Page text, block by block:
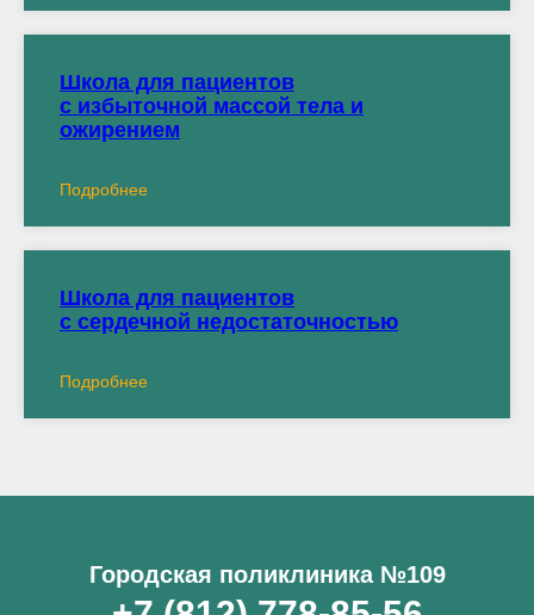
Школа для пациентов
с избыточной массой тела и
ожирением
Подробнее
Школа для пациентов
с сердечной недостаточностью
Подробнее
Городская поликлиника №109